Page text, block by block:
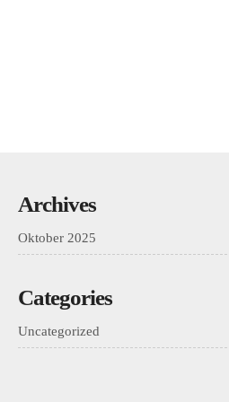
Archives
Oktober 2025
Categories
Uncategorized